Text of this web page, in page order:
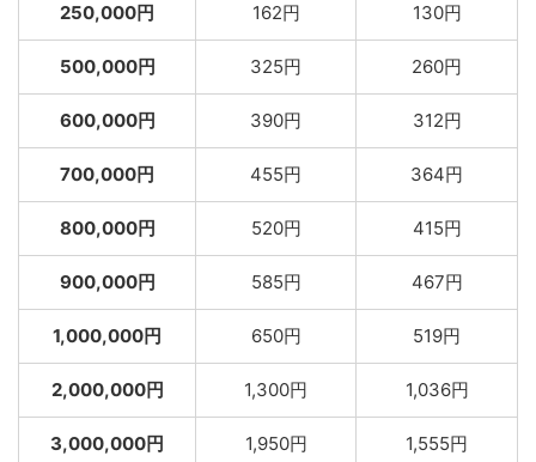
250,000円 162円 130円
500,000円 325円 260円
600,000円 390円 312円
700,000円 455円 364円
800,000円 520円 415円
900,000円 585円 467円
1,000,000円 650円 519円
2,000,000円 1,300円 1,036円
3,000,000円 1,950円 1,555円